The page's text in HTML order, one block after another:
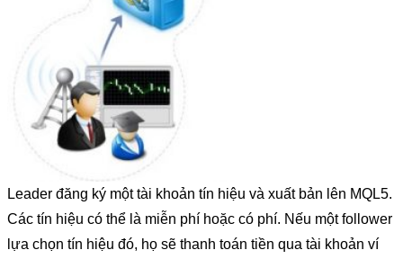
Leader đăng ký một tài khoản tín hiệu và xuất bản lên MQL5.
Các tín hiệu có thể là miễn phí hoặc có phí. Nếu một follower
lựa chọn tín hiệu đó, họ sẽ thanh toán tiền qua tài khoản ví